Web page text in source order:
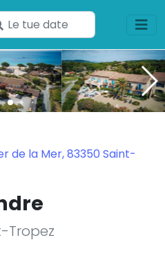
Inserisci
le
tue
date
de la Mer, 83350 Saint-
Tropez